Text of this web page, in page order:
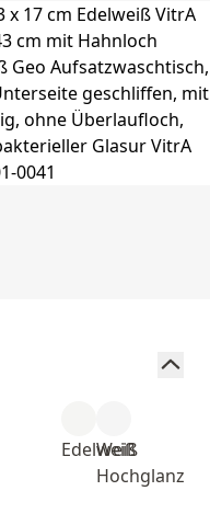
Edelweiß
Weiß
Hochglanz